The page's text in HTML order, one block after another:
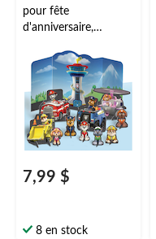
pour fête
d'anniversaire,
Pat'Patrouille, paq. 11
7,99 $
8 en stock